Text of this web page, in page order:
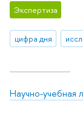
Экспертиза
цифра дня
Научно-учебная